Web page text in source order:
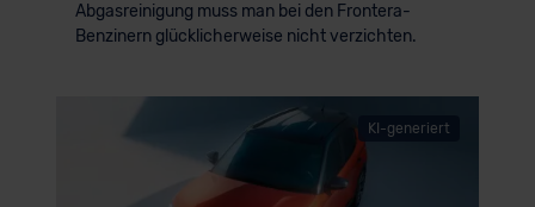
Abgasreinigung muss man bei den Frontera-
Benzinern glücklicherweise nicht verzichten.
KI-generiert